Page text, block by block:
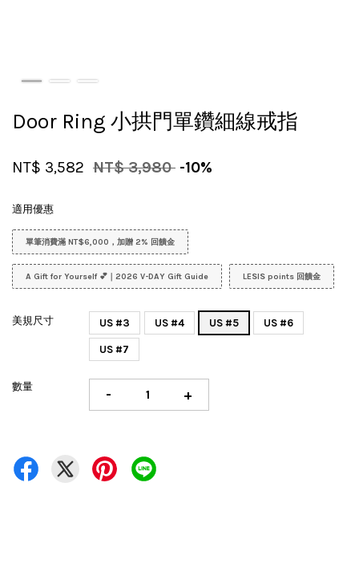
Door Ring 小拱門單鑽細線戒指
NT$ 3,582 NT$ 3,980 -10%
適用優惠
單筆消費滿 NT$6,000，加贈 2% 回饋金
A Gift for Yourself 💕｜2026 V-DAY Gift Guide LESIS points 回饋金
美規尺寸 US #3 US #4 US #5 US #6
US #7
數量 - +